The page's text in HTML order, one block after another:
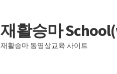
재활승마
재활승마 동영상교육 사이트